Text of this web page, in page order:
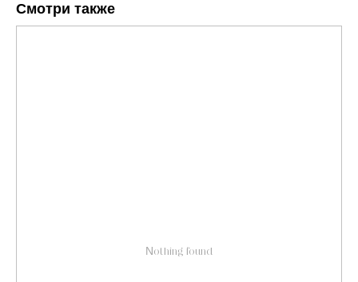
Смотри также
Nothing found